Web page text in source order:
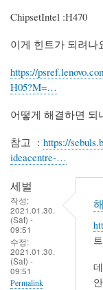
ChipsetIntel :H470
이게 힌트가 되려나
https://
H05?M=…
어떻게 해결하면 되
참고 : https://
ideacentre-…
세벌
작성:
2021.01.30.
(Sat) -
09:51
수정:
2021.01.30.
(Sat) -
09:51
Permalink